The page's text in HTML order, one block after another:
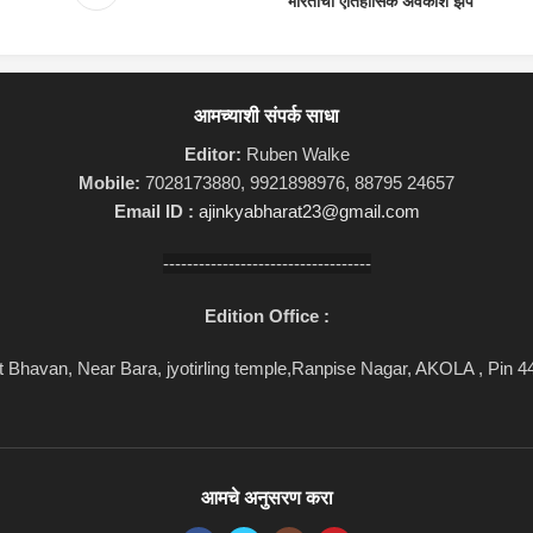
आमच्याशी संपर्क साधा
Editor: Ruben Walke
Mobile: 7028173880, 9921898976, 88795 24657
Email ID : ajinkyabharat23@gmail.com
-----------------------------------
Edition Office :
Bhavan, Near Bara, jyotirling temple,Ranpise Nagar, AKOLA , Pin
आमचे अनुसरण करा